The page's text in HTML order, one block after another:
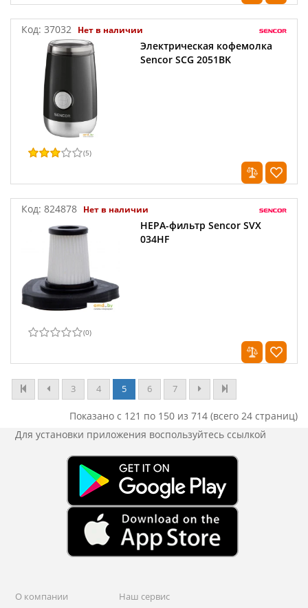
Код: 37032 Нет в наличии
Электрическая кофемолка
Sencor SCG 2051BK
(5)
Код: 824878 Нет в наличии
HEPA-фильтр Sencor SVX
034HF
(0)
3 4 5 6 7
Показано с 121 по 150 из 714 (всего 24 страниц)
Для установки приложения воспользуйтесь ссылкой
О компании
Наш сервис